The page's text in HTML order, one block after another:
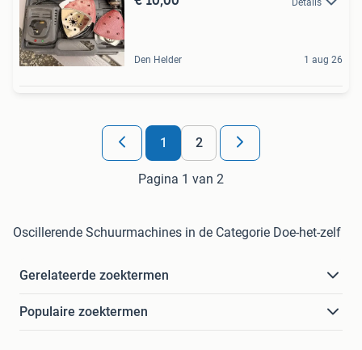
Den Helder 1 aug 26
1 2
Pagina 1 van 2
Oscillerende Schuurmachines in de Categorie Doe-het-zelf
Gerelateerde zoektermen
Populaire zoektermen